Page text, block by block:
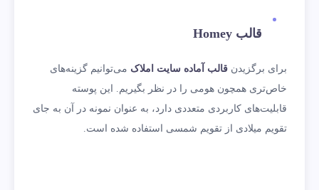
قالب Homey
برای برگزیدن قالب آماده سایت املاک می‌توانیم گزینه‌‌های
خاص‌تری همچون هومی را در نظر بگیریم. این پوسته
قابلیت‌های کاربردی متعددی دارد، به عنوان نمونه در آن به جای
تقویم میلادی از تقویم شمسی استفاده شده است.